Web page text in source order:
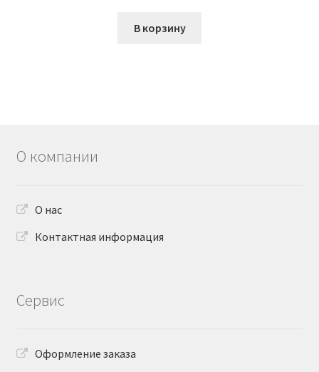
В корзину
О компании
О нас
Контактная информация
Сервис
Оформление заказа